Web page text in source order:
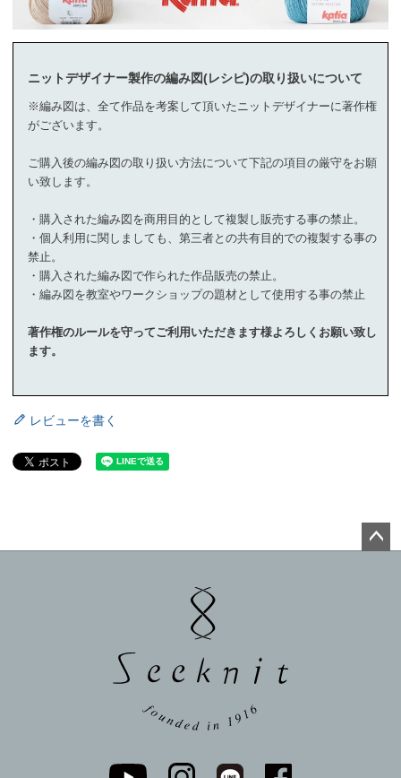
ニットデザイナー製作の編み図(レシピ)の取り扱いについて
※編み図は、全て作品を考案して頂いたニットデザイナーに著作権
がございます。
ご購入後の編み図の取り扱い方法について下記の項目の厳守をお願
い致します。
・購入された編み図を商用目的として複製し販売する事の禁止。
・個人利用に関しましても、第三者との共有目的での複製する事の
禁止。
・購入された編み図で作られた作品販売の禁止。
・編み図を教室やワークショップの題材として使用する事の禁止
著作権のルールを守ってご利用いただきます様よろしくお願い致し
ます。
レビューを書く